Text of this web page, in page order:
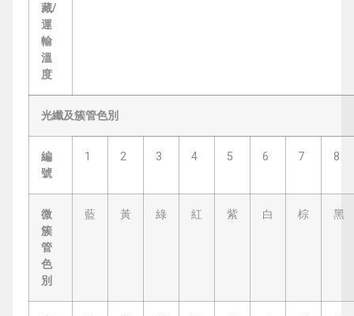
藏/
運
輸
溫
度
光纖及簇管色別
編
號
1 2 3 4 5 6 7 8
微
簇
管
色
別
藍 黃 綠 紅 紫 白 棕 黑